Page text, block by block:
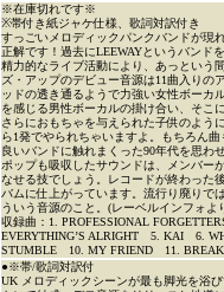
※在庫切れです※
※帯付き紙ジャケ仕様、歌詞対訳付き
すっごいメロディックパンクバンドが現
正解です！過去にLEEWAYというバンド
精力的なライブ活動により、あっという
ズ・アップのデビュー音源は11曲入りの
ッドの透き通るようで力強い女性ボーカ
を感じる男性ボーカルの掛け合い、そこ
さらにおもちゃを与えられた子供のよう
ら1発でやられちゃいますよ。もちろん
良いバンドに触れまくった90年代を思わ
ポップも吸収したサウンドは、メンバー
なせる技でしょう。レコードが終わった
バムに仕上がっています。流行り廃りで
ういう音源のこと。(レーベルインフォよ
収録曲：1. PROFESSIONAL
EVERYTHING’S ALRIGHT 5. KAI 6.
STUMBLE 10. MY FRIEND 11.
●※帯/歌詞対訳付
UK メロディックシーンが最も脚光を浴